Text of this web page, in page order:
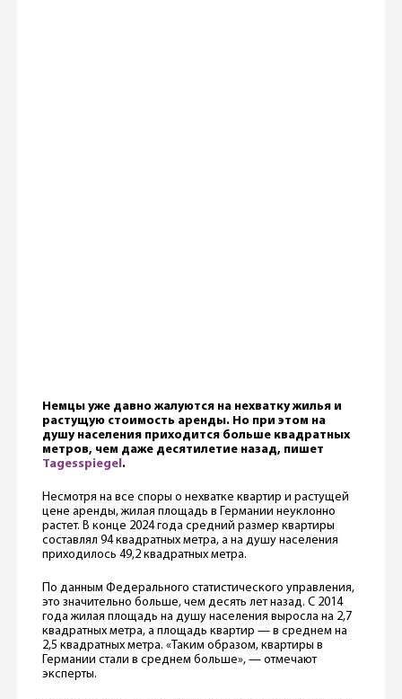
Немцы уже давно жалуются на нехватку жилья и
растущую стоимость аренды. Но при этом на
душу населения приходится больше квадратных
метров, чем даже десятилетие назад, пишет
Tagesspiegel .
Несмотря на все споры о нехватке квартир и растущей
цене аренды, жилая площадь в Германии неуклонно
растет. В конце 2024 года средний размер квартиры
составлял 94 квадратных метра, а на душу населения
приходилось 49,2 квадратных метра.
По данным Федерального статистического управления,
это значительно больше, чем десять лет назад. С 2014
года жилая площадь на душу населения выросла на 2,7
квадратных метра, а площадь квартир — в среднем на
2,5 квадратных метра. «Таким образом, квартиры в
Германии стали в среднем больше», — отмечают
эксперты.